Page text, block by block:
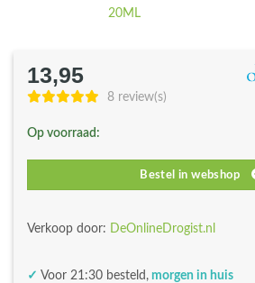
13,95
8 review(s)
Op voorraad:
Bestel in webshop
Verkoop door: DeOnlineDrogist.nl
✓ Voor 21:30 besteld, morgen in huis